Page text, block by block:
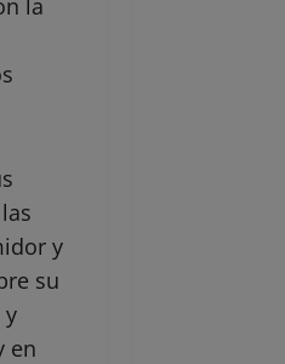
y
su
y
en